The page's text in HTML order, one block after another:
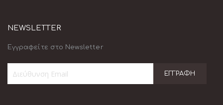
NEWSLETTER
Εγγραφείτε στο Newsletter
ΕΓΓΡΑΦΉ